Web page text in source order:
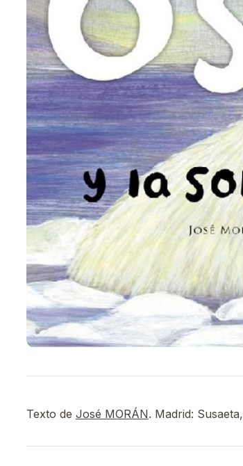
Texto de José MORÁN. Madrid: